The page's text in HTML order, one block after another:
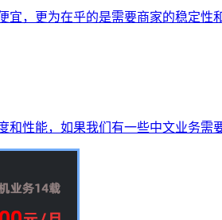
宜，更为在乎的是需要商家的稳定性
和性能，如果我们有一些中文业务需